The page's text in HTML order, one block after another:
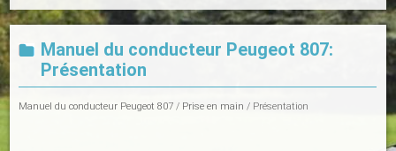
Manuel du conducteur Peugeot 807:
Présentation
Manuel du conducteur Peugeot 807 / Prise en main / Présentation